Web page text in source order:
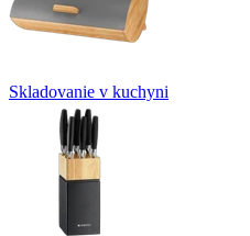
Skladovanie v kuchyni